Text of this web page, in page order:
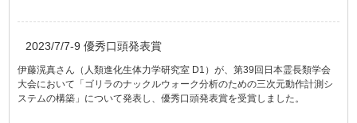
2023/7/7-9 優秀口頭発表賞
伊藤滉真さん（人類進化生体力学研究室 D1）が、第39回日本霊長類学会
大会において「ゴリラのナックルウォーク分析のための三次元動作計測シ
ステムの構築」について発表し、優秀口頭発表賞を受賞しました。